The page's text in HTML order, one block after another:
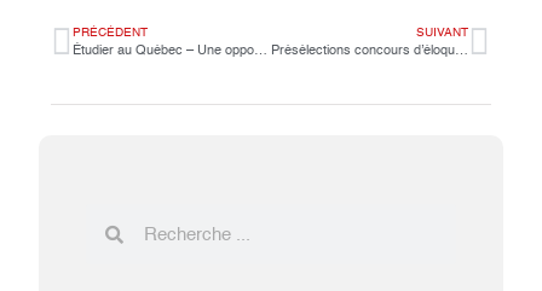
PRÉCÉDENT
Étudier au Québec – Une opportunité à ne pas manquer !
SUIVANT
Présélections concours d’éloquence